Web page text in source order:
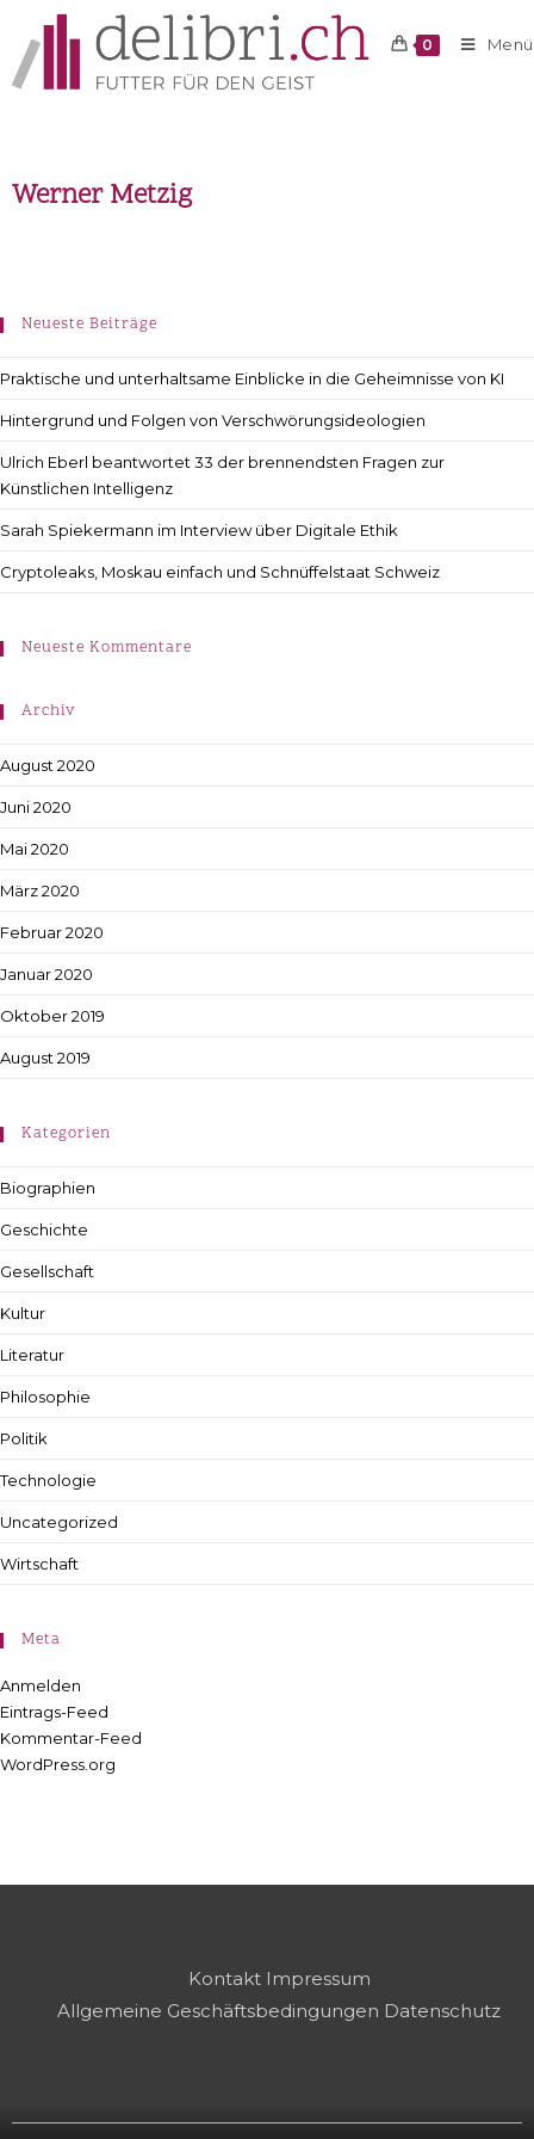
0 Menü
Werner Metzig
Neueste Beiträge
Praktische und unterhaltsame Einblicke in die Geheimnisse von KI
Hintergrund und Folgen von Verschwörungsideologien
Ulrich Eberl beantwortet 33 der brennendsten Fragen zur
Künstlichen Intelligenz
Sarah Spiekermann im Interview über Digitale Ethik
Cryptoleaks, Moskau einfach und Schnüffelstaat Schweiz
Neueste Kommentare
Archiv
August 2020
Juni 2020
Mai 2020
März 2020
Februar 2020
Januar 2020
Oktober 2019
August 2019
Kategorien
Biographien
Geschichte
Gesellschaft
Kultur
Literatur
Philosophie
Politik
Technologie
Uncategorized
Wirtschaft
Meta
Anmelden
Eintrags-Feed
Kommentar-Feed
WordPress.org
Kontakt Impressum
Allgemeine Geschäftsbedingungen Datenschutz